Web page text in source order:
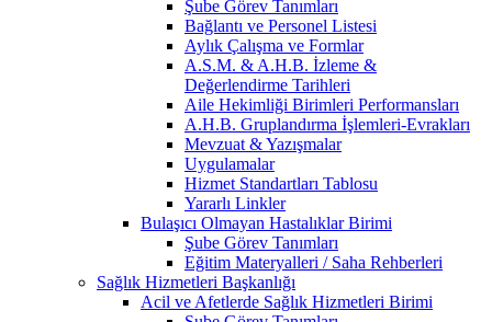
Şube Görev Tanımları
Bağlantı ve Personel Listesi
Aylık Çalışma ve Formlar
A.S.M. & A.H.B. İzleme &
Değerlendirme Tarihleri
Aile Hekimliği Birimleri Performansları
A.H.B. Gruplandırma İşlemleri-Evrakları
Mevzuat & Yazışmalar
Uygulamalar
Hizmet Standartları Tablosu
Yararlı Linkler
Bulaşıcı Olmayan Hastalıklar Birimi
Şube Görev Tanımları
Eğitim Materyalleri / Saha Rehberleri
Sağlık Hizmetleri Başkanlığı
Acil ve Afetlerde Sağlık Hizmetleri Birimi